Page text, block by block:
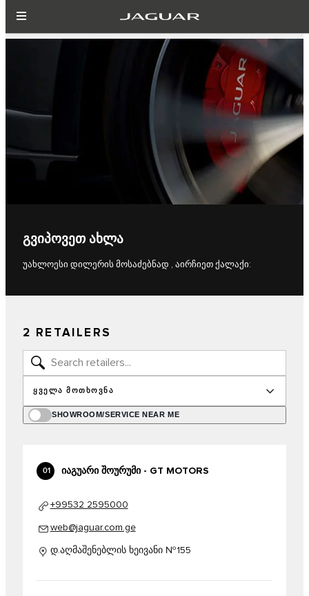
ᲒᲕᲘᲞᲝᲕᲔᲗ ᲐᲮᲚᲐ
უახლოესი დილერის მოსაძებნად , აირჩიეთ ქალაქი:
2 RETAILERS
ᲧᲕᲔᲚᲐ ᲛᲝᲗᲮᲝᲕᲜᲐ
SHOWROOM/SERVICE NEAR ME
01 ᲘᲐᲒᲣᲐᲠᲘ ᲨᲝᲣᲠᲣᲛᲘ - GT MOTORS
+99532 2595000
web@jaguar.com.ge
დ.აღმაშენებლის ხეივანი №155